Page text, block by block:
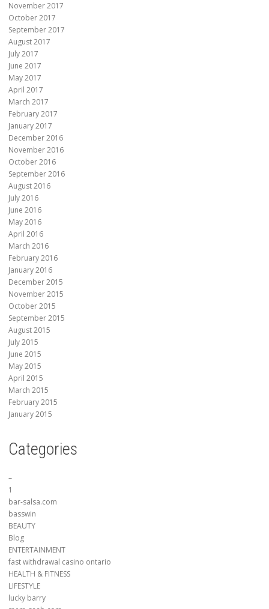
November 2017
October 2017
September 2017
August 2017
July 2017
June 2017
May 2017
April 2017
March 2017
February 2017
January 2017
December 2016
November 2016
October 2016
September 2016
August 2016
July 2016
June 2016
May 2016
April 2016
March 2016
February 2016
January 2016
December 2015
November 2015
October 2015
September 2015
August 2015
July 2015
June 2015
May 2015
April 2015
March 2015
February 2015
January 2015
Categories
–
1
bar-salsa.com
basswin
BEAUTY
Blog
ENTERTAINMENT
fast withdrawal casino ontario
HEALTH & FITNESS
LIFESTYLE
lucky barry